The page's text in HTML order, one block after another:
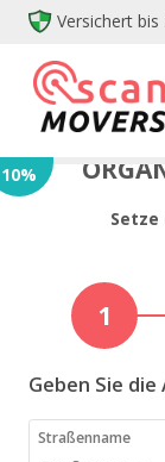
Versichert bis
10%
1
Geben Sie
Straßenname